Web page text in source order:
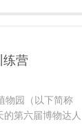
练营
物园（以下简称
的第六届博物达人